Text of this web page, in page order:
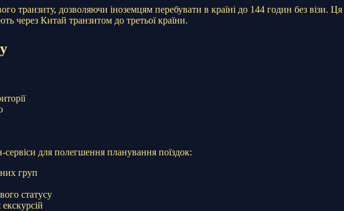
транзиту, дозволяючи іноземцям перебувати в країні до 144 годин без візи. Ця
через Китай транзитом до третьої країни.
для полегшення планування поїздок:
груп
статусу